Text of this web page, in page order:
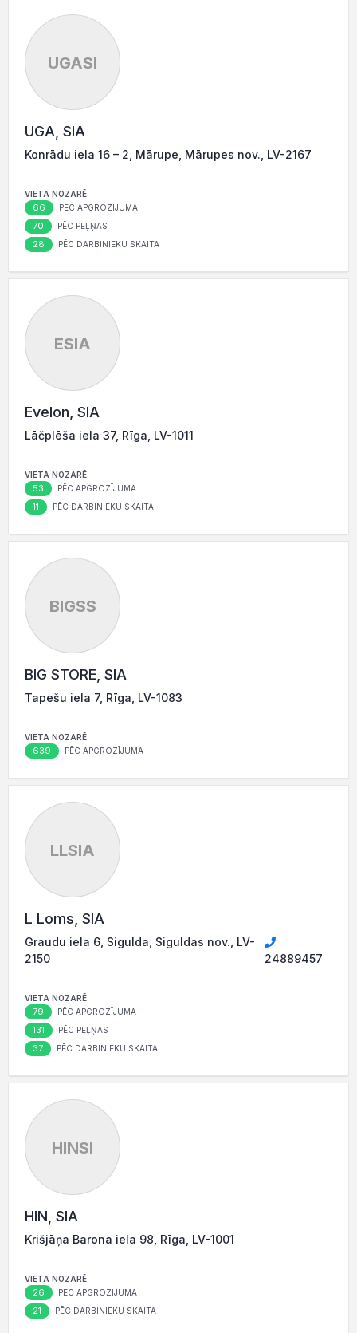
UGASI
UGA, SIA
Konrādu iela 16 – 2, Mārupe, Mārupes nov., LV-2167
VIETA NOZARĒ
66 PĒC APGROZĪJUMA
70 PĒC PEĻŅAS
28 PĒC DARBINIEKU SKAITA
ESIA
Evelon, SIA
Lāčplēša iela 37, Rīga, LV-1011
VIETA NOZARĒ
53 PĒC APGROZĪJUMA
11 PĒC DARBINIEKU SKAITA
BIGSS
BIG STORE, SIA
Tapešu iela 7, Rīga, LV-1083
VIETA NOZARĒ
639 PĒC APGROZĪJUMA
LLSIA
L Loms, SIA
Graudu iela 6, Sigulda, Siguldas nov., LV-
2150
24889457
VIETA NOZARĒ
79 PĒC APGROZĪJUMA
131 PĒC PEĻŅAS
37 PĒC DARBINIEKU SKAITA
HINSI
HIN, SIA
Krišjāņa Barona iela 98, Rīga, LV-1001
VIETA NOZARĒ
26 PĒC APGROZĪJUMA
21 PĒC DARBINIEKU SKAITA